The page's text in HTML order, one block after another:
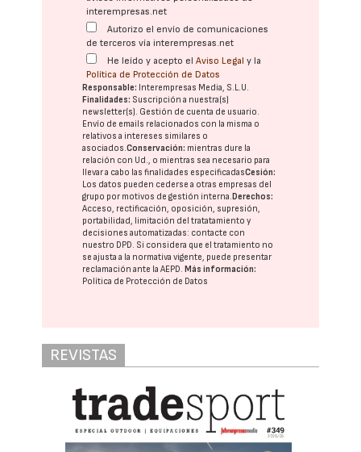
interempresas.net
Autorizo el envío de comunicaciones
de terceros vía interempresas.net
He leído y acepto elAviso Legal y la
Política de Protección de Datos
Responsable: Interempresas Media, S.L.U.
Finalidades: Suscripción a nuestra(s)
newsletter(s). Gestión de cuenta de usuario.
Envío de emails relacionados con la misma o
relativos a intereses similares o
asociados.Conservación: mientras dure la
relación con Ud., o mientras sea necesario para
llevar a cabo las finalidades especificadasCesión:
Los datos pueden cederse a otras empresas del
grupo por motivos de gestión interna. Derechos:
Acceso, rectificación, oposición, supresión,
portabilidad, limitación del tratatamiento y
decisiones automatizadas: contacte con
nuestro DPD. Si considera que el tratamiento no
se ajusta a la normativa vigente, puede presentar
reclamación ante laAEPD. Más información:
Política de Protección de Datos
REVISTAS